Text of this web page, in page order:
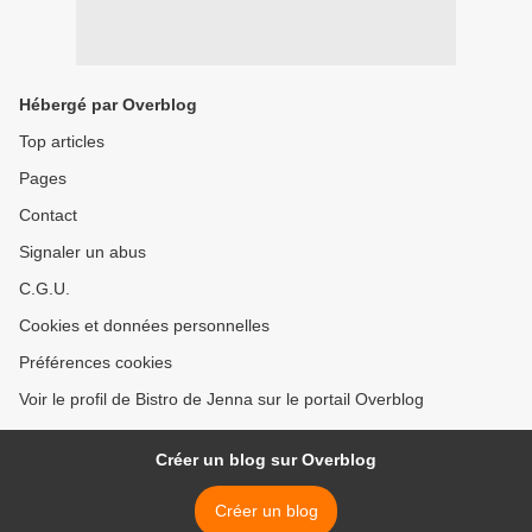
Hébergé par Overblog
Top articles
Pages
Contact
Signaler un abus
C.G.U.
Cookies et données personnelles
Préférences cookies
Voir le profil de Bistro de Jenna sur le portail Overblog
Créer un blog sur Overblog
Créer un blog